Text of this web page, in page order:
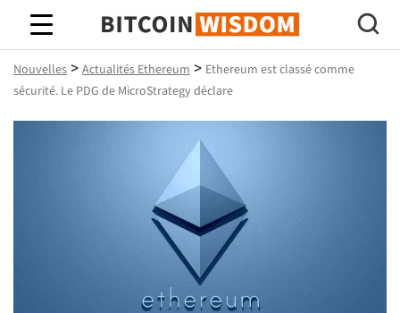
Bitcoin Sagesse
Nouvelles > Actualités Ethereum > Ethereum est classé comme
sécurité. Le PDG de MicroStrategy déclare